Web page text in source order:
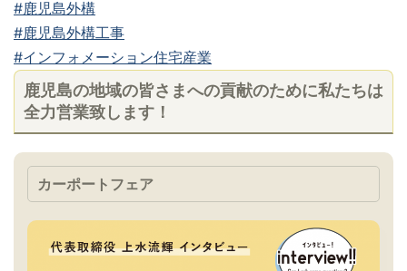
#鹿児島外構
#鹿児島外構工事
#インフォメーション住宅産業
鹿児島の地域の皆さまへの貢献のために私たちは
全力営業致します！
カーポートフェア